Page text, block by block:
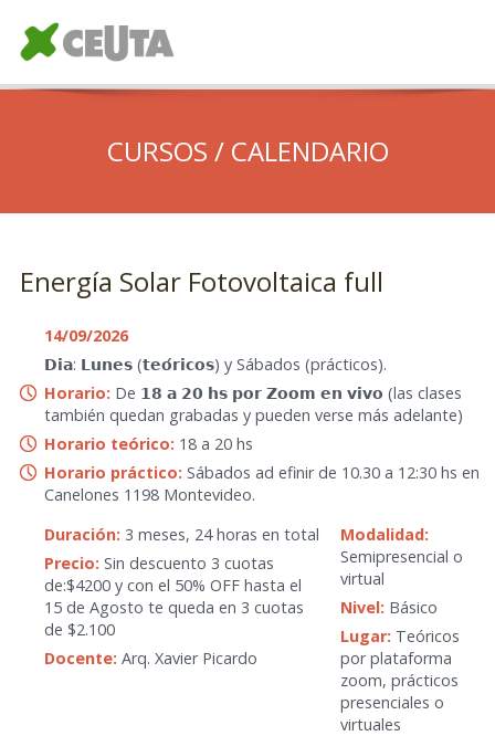
CURSOS / CALENDARIO
Energía Solar Fotovoltaica full
14/09/2026
𝗗𝗶𝗮: 𝗟𝘂𝗻𝗲𝘀 (𝘁𝗲𝗼́𝗿𝗶𝗰𝗼𝘀) y Sábados (prácticos).
Horario: De 𝟭𝟴 𝗮 𝟮𝟬 𝗵𝘀 𝗽𝗼𝗿 𝗭𝗼𝗼𝗺 𝗲𝗻 𝘃𝗶𝘃𝗼 (las clases
también quedan grabadas y pueden verse más adelante)
Horario teórico: 18 a 20 hs
Horario práctico: Sábados ad efinir de 10.30 a 12:30 hs en
Canelones 1198 Montevideo.
Duración: 3 meses, 24 horas en total
Precio: Sin descuento 3 cuotas
de:$4200 y con el 50% OFF hasta el
15 de Agosto te queda en 3 cuotas
de $2.100
Docente: Arq. Xavier Picardo
Modalidad:
Semipresencial o
virtual
Nivel: Básico
Lugar: Teóricos
por plataforma
zoom, prácticos
presenciales o
virtuales